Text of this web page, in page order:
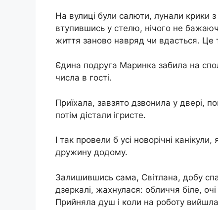
На вулиці були салюти, лунали крики
втупившись у стелю, нічого не
життя заново навряд чи вдасться. Це
Єдина подруга Маринка забила на
числа в гості.
Приїхала, завзято дзвонила у двері,
потім дістали ігристе.
І так провели б усі новорічні
дружину додому.
Залишившись сама, Світлана, добу
дзеркалі, жахнулася: обличчя біле,
Прийняла душ і коли на роботу